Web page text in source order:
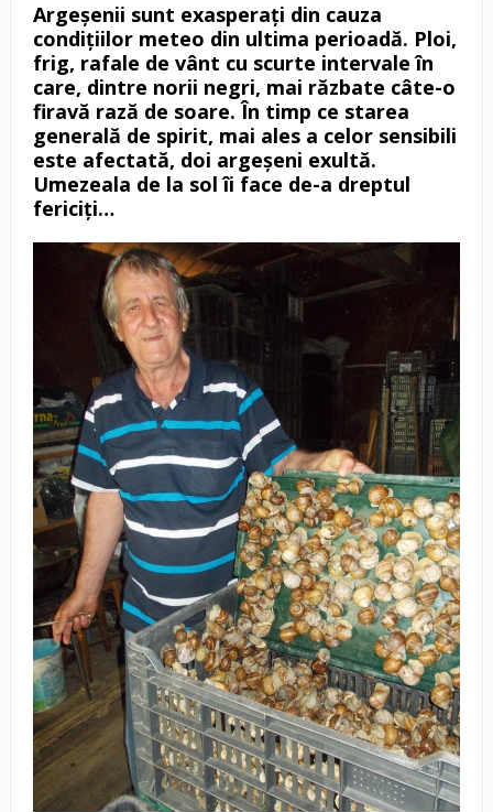
Argeşenii sunt exasperaţi din cauza
condiţiilor meteo din ultima perioadă. Ploi,
frig, rafale de vânt cu scurte intervale în
care, dintre norii negri, mai răzbate câte-o
firavă rază de soare. În timp ce starea
generală de spirit, mai ales a celor sensibili
este afectată, doi argeşeni exultă.
Umezeala de la sol îi face de-a dreptul
fericiţi…